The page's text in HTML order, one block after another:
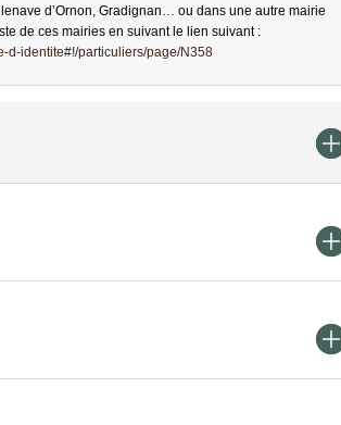
d’Ornon, Gradignan… ou dans une autre mairie
de ces mairies en suivant le lien suivant :
d-identite#!/particuliers/page/N358